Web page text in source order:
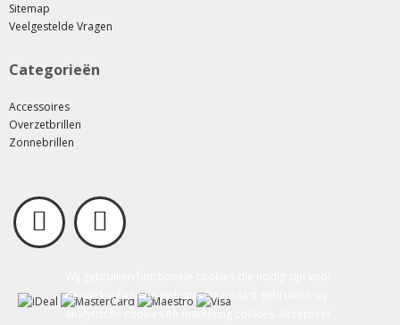
de werking van de website. Daarnaast gebruiken wij
Sitemap
Veelgestelde Vragen
Categorieën
Accessoires
Overzetbrillen
Zonnebrillen